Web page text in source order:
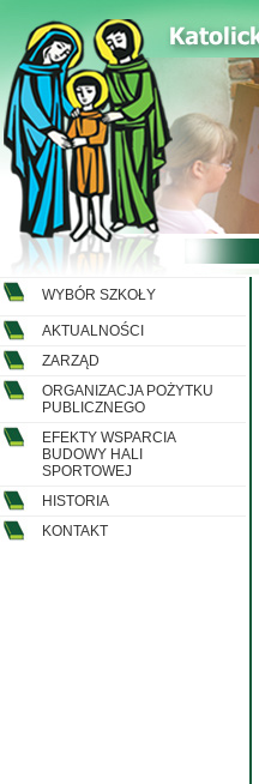
WYBÓR SZKOŁY
AKTUALNOŚCI
ZARZĄD
ORGANIZACJA POŻYTKU
PUBLICZNEGO
EFEKTY WSPARCIA
BUDOWY HALI
SPORTOWEJ
HISTORIA
KONTAKT